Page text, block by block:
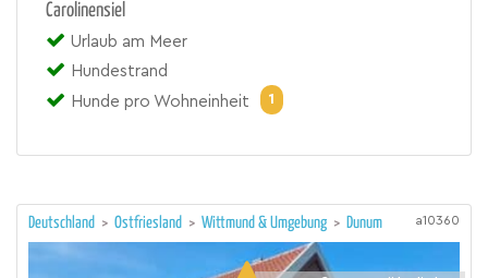
Carolinensiel
Urlaub am Meer
Hundestrand
Hunde pro Wohneinheit
1
Deutschland > Ostfriesland > Wittmund & Umgebung > Dunum a10360